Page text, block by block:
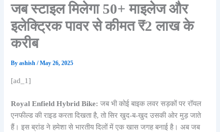
जब स्टाइल मिलेगा 50+ माइलेज और
इलेक्ट्रिक पावर से कीमत ₹2 लाख के
करीब
Byashish/May 26, 2025
[ad_1]
Royal Enfield Hybrid Bike:जब भी कोई बाइक लवर सड़कों पर रॉयल
एनफील्ड की राइड करता दिखता है, तो सिर खुद-ब-खुद उसकी ओर मुड़ जाते
हैं। इस ब्रांड ने हमेशा से भारतीय दिलों में एक खास जगह बनाई है। अब जब